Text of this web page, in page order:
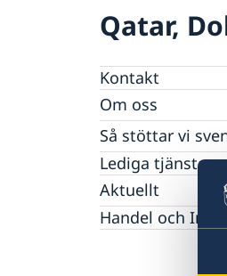
Qatar,
Kontakt
Om oss
Ambassadens
Så stöttar vi
Vi är en resurs
Team Sweden
Så kan du få stöd
Svenska företag i
Lediga tjänster
Aktuellt
Nyheter
Handel och